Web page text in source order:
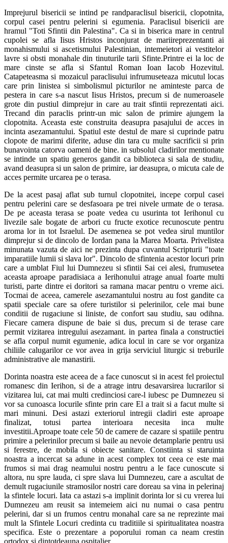
Imprejurul bisericii se intind pe randparaclisul bisericii, clopotnita,
corpul casei pentru pelerini si egumenia. Paraclisul bisericii are
hramul "Toti Sfintii din Palestina". Ca si in biserica mare in centrul
cupolei se afla Iisus Hristos inconjurat de mariireprezentanti ai
monahismului si ascetismului Palestinian, intemeietori ai vestitelor
lavre si obsti monahale din tinuturile tarii Sfinte.Printre ei la loc de
mare cinste se afla si Sfantul Roman Ioan Iacob Hozevitul.
Catapeteasma si mozaicul paraclisului infrumuseteaza micutul locas
care prin linistea si simbolismul picturilor ne aminteste parca de
pestera in care s-a nascut Iisus Hristos, precum si de numeroasele
grote din pustiul dimprejur in care au trait sfintii reprezentati aici.
Trecand din paraclis printr-un mic salon de primire ajungem la
clopotnita. Aceasta este construita deasupra pasajului de acces in
incinta asezamantului. Spatiul este destul de mare si cuprinde patru
clopote de marimi diferite, aduse din tara cu multe sacrificii si prin
bunavointa catorva oameni de bine. in subsolul cladirilor mentionate
se intinde un spatiu generos gandit ca biblioteca si sala de studiu,
avand deasupra si un salon de primire, iar deasupra, o micuta cale de
acces permite urcarea pe o terasa.
De la acest pasaj aflat sub turnul clopotnitei, incepe corpul casei
pentru pelerini care se desfasoara pe trei nivele urmate de o terasa.
De pe aceasta terasa se poate vedea cu usurinta tot Ierihonul cu
livezile sale bogate de arbori cu fructe exotice recunoscute pentru
aroma lor in tot Israelul. De asemenea se pot vedea sirul muntilor
dimprejur si de dincolo de Iordan pana la Marea Moarta. Privelistea
minunata vazuta de aici ne prezinta dupa cuvantul Scripturii "toate
imparatiile lumii si slava lor". Dincolo de sfintenia acestor locuri prin
care a umblat Fiul lui Dumnezeu si sfintii Sai cei alesi, frumusetea
aceasta aproape paradisiaca a Ierihonului atrage anual foarte multi
turisti, parte dintre ei doritori sa ramana macar pentru o vreme aici.
Tocmai de aceea, camerele asezamantului nostru au fost gandite ca
spatii speciale care sa ofere turistilor si pelerinilor, cele mai bune
conditii de rugaciune si liniste, de confort sau studiu, sau odihna.
Fiecare camera dispune de baie si dus, precum si de terase care
permit vizitarea intregului asezamant. in partea finala a constructiei
se afla corpul numit egumenie, adica locul in care se vor organiza
chiliile calugarilor ce vor avea in grija serviciul liturgic si treburile
administrative ale manastirii.
Dorinta noastra este aceea de a face cunoscut si in acest fel proiectul
romanesc din Ierihon, si de a atrage intru desavarsirea lucrarilor si
vizitarea lui, cat mai multi credinciosi care-l iubesc pe Dumnezeu si
vor sa cunoasca locurile sfinte prin care El a trait si a facut multe si
mari minuni. Desi astazi exteriorul intregii cladiri este aproape
finalizat, totusi partea interioara necesita inca multe
investitii.Aproape toate cele 50 de camere de cazare si spatiile pentru
primire a pelerinilor precum si baile au nevoie detamplarie pentru usi
si ferestre, de mobila si obiecte sanitare. Constiinta si staruinta
noastra a incercat sa adune in acest complex tot ceea ce este mai
frumos si mai drag neamului nostru pentru a le face cunoscute si
altora, nu spre lauda, ci spre slava lui Dumnezeu, care a ascultat de
demult rugaciunile stramosilor nostri care doreau sa vina in pelerinaj
la sfintele locuri. Iata ca astazi s-a implinit dorinta lor si cu vrerea lui
Dumnezeu am reusit sa intemeiem aici nu numai o casa pentru
pelerini, dar si un frumos centru monahal care sa ne reprezinte mai
mult la Sfintele Locuri credinta cu traditiile si spiritualitatea noastra
specifica. Este o prezentare a poporului roman ca neam crestin
ortodox si dintotdeauna ospitalier.